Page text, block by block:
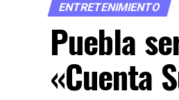
En el ámbito
informaron que
actividades
implementarán
orden y la
ENTRETENIMIENTO
Puebla
«Cuenta